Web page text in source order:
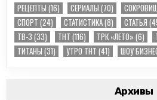
РЕЦЕПТЫ (16) СЕРИАЛЫ (70)
СПОРТ (24) СТАТИСТИКА(8) СТАТЬЯ
ТВ-3 (33) ТНТ (116) ТРК «ЛЕТО» (6)
ТИТАНЫ (31) УТРО ТНТ (41) ШОУ
Архивы